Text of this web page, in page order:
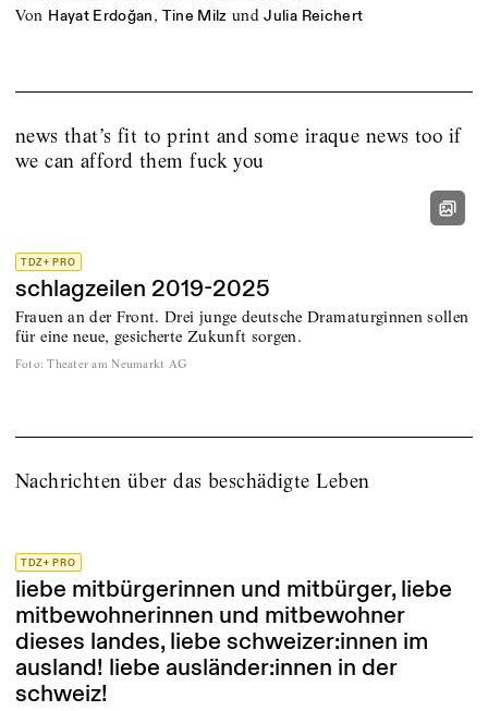
von Hayat Erdoğan,Tine Milz und Julia Reichert
news that’s fit to print and some iraque news too if
we can afford them fuck you
TDZ+ PRO
schlagzeilen 2019-2025
Frauen an der Front. Drei junge deutsche Dramaturginnen sollen
für eine neue, gesicherte Zukunft sorgen.
Foto: Theater am Neumarkt AG
Nachrichten über das beschädigte Leben
TDZ+ PRO
liebe mitbürgerinnen und mitbürger, liebe
mitbewohnerinnen und mitbewohner
dieses landes, liebe schweizer:innen im
ausland! liebe ausländer:innen in der
schweiz!